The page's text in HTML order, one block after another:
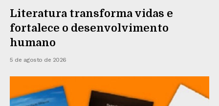
Literatura transforma vidas e
fortalece o desenvolvimento
humano
5 de agosto de 2026